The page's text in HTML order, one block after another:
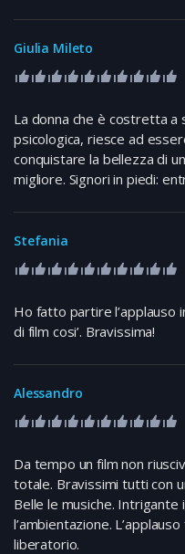
Giulia Mileto
La donna che è costretta a
psicologica, riesce ad
conquistare la bellezza di
migliore. Signori in piedi:
Stefania
Ho fatto partire l’applauso
di film cosi’. Bravissima!
Alessandro
Da tempo un film non
totale. Bravissimi tutti con
Belle le musiche.
l’ambientazione.
liberatorio.